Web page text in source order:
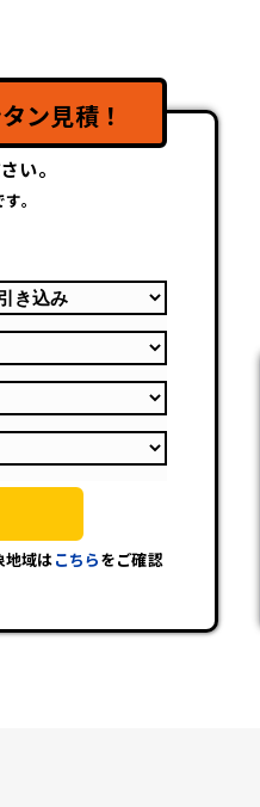
ン見積！
い。
。
地域はこちらをご確認